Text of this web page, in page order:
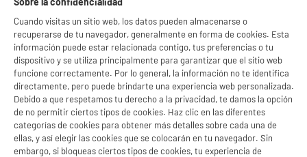
Estático Inox Clase C
Cuando visitas un sitio web, los datos pueden almacenarse o
recuperarse de tu navegador, generalmente en forma de cookies. Esta
información puede estar relacionada contigo, tus preferencias o tu
dispositivo y se utiliza principalmente para garantizar que el sitio web
funcione correctamente. Por lo general, la información no te identifica
directamente, pero puede brindarte una experiencia web personalizada.
Debido a que respetamos tu derecho a la privacidad, te damos la opción
de no permitir ciertos tipos de cookies. Haz clic en las diferentes
categorías de cookies para obtener más detalles sobre cada una de
ellas, y así elegir las cookies que se colocarán en tu navegador. Sin
embargo, si bloqueas ciertos tipos de cookies, tu experiencia de